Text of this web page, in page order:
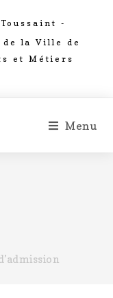
-
de la Ville de
et Métiers
Menu